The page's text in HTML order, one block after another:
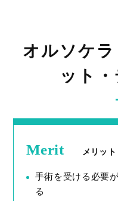
オルソケ
ット
Merit メリット
手術を受ける必要
る